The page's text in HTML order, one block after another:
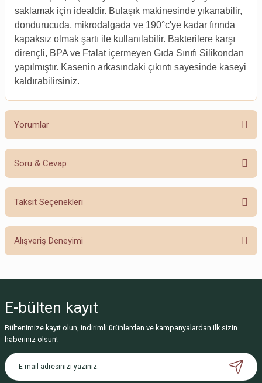
saklamak için idealdir. Bulaşık makinesinde yıkanabilir,
dondurucuda, mikrodalgada ve 190°c'ye kadar fırında
kapaksız olmak şartı ile kullanılabilir. Bakterilere karşı
dirençli, BPA ve Ftalat içermeyen Gıda Sınıfı Silikondan
yapılmıştır. Kasenin arkasındaki çıkıntı sayesinde kaseyi
kaldırabilirsiniz.
Yorumlar
Bu ürüne ilk yorumu siz yapın!
Soru & Cevap
Ürün hakkında henüz soru sorulmamış.
Taksit Seçenekleri
Alışveriş Deneyimi
Deneyimini Paylaş
E-bülten kayıt
Bültenimize kayıt olun, indirimli ürünlerden ve kampanyalardan ilk sizin
haberiniz olsun!